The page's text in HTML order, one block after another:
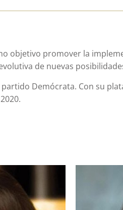
objetivo promover la
de nuevas
Demócrata. Con su